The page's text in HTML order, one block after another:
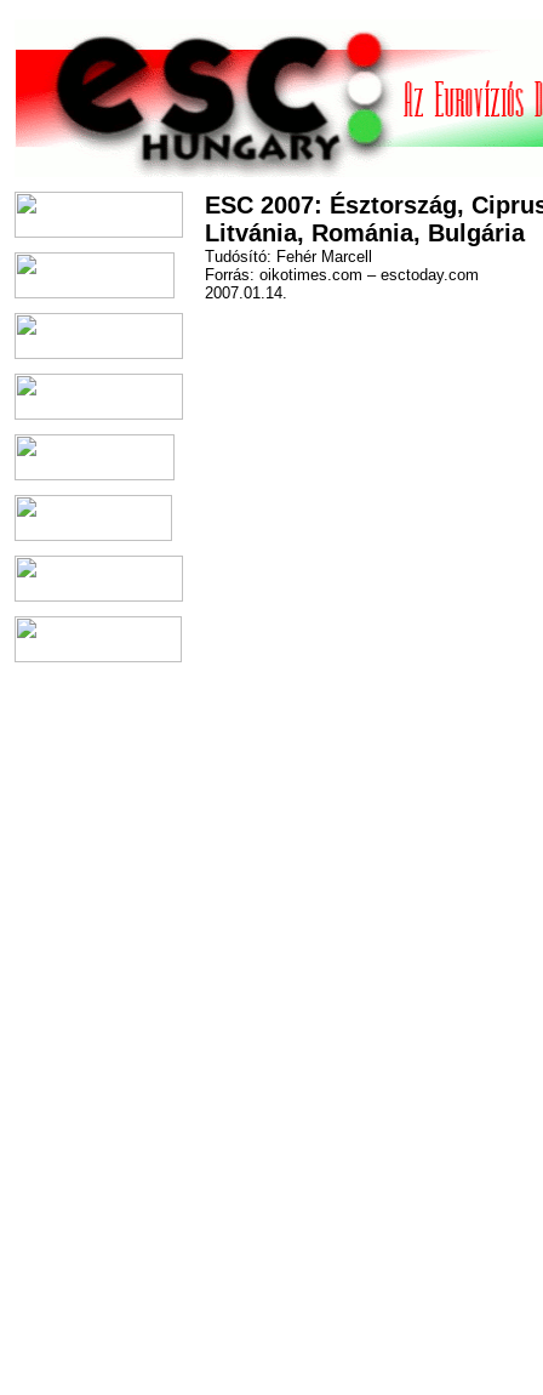
ESC 2007: Észtország,
Litvánia, Románia, Bulgária
Tudósító: Fehér Marcell
Forrás: oikotimes.com – esctoday.com
2007.01.14.